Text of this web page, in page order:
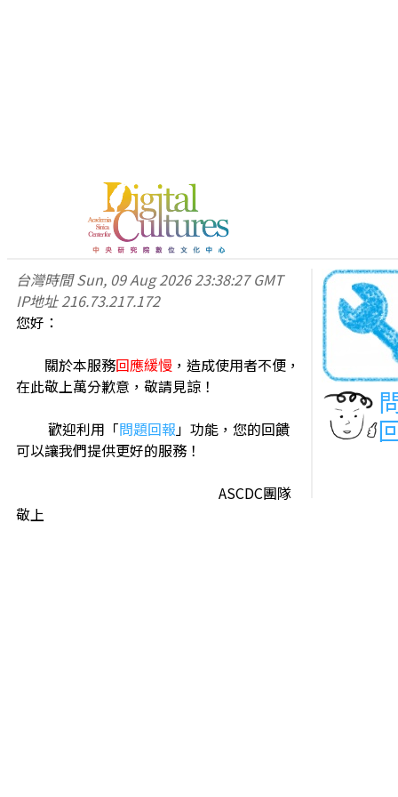
台灣時間Sun, 09 Aug 2026 23:38:27 GMT
IP地址216.73.217.172
您好：
關於本服務回應緩慢 ，造成使用者不便，
在此敬上萬分歉意，敬請見諒！
歡迎利用「問題回報」功能，您的回饋
可以讓我們提供更好的服務！
ASCDC團隊
敬上